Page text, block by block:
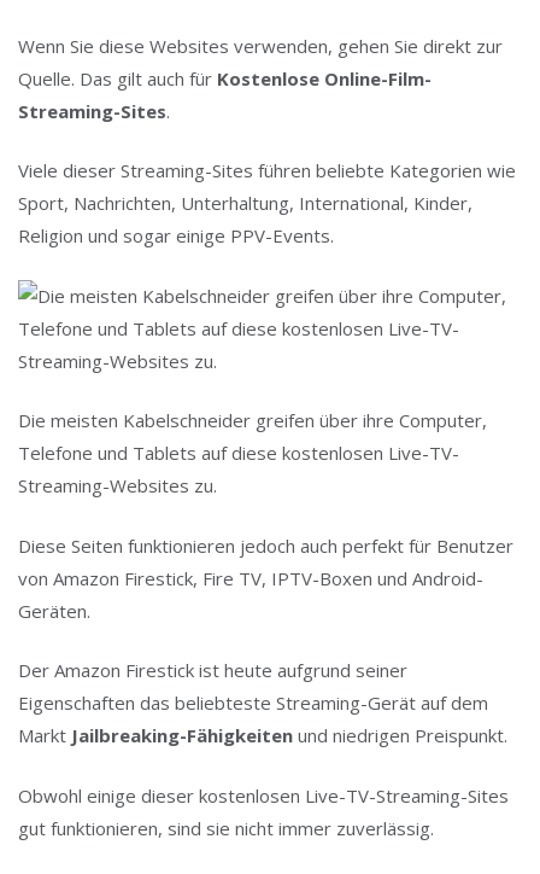
Wenn Sie diese Websites verwenden, gehen Sie direkt zur
Quelle. Das gilt auch für Kostenlose Online-Film-
Streaming-Sites.
Viele dieser Streaming-Sites führen beliebte Kategorien wie
Sport, Nachrichten, Unterhaltung, International, Kinder,
Religion und sogar einige PPV-Events.
Die meisten Kabelschneider greifen über ihre Computer,
Telefone und Tablets auf diese kostenlosen Live-TV-
Streaming-Websites zu.
Diese Seiten funktionieren jedoch auch perfekt für Benutzer
von Amazon Firestick, Fire TV, IPTV-Boxen und Android-
Geräten.
Der Amazon Firestick ist heute aufgrund seiner
Eigenschaften das beliebteste Streaming-Gerät auf dem
Markt Jailbreaking-Fähigkeiten und niedrigen Preispunkt.
Obwohl einige dieser kostenlosen Live-TV-Streaming-Sites
gut funktionieren, sind sie nicht immer zuverlässig.